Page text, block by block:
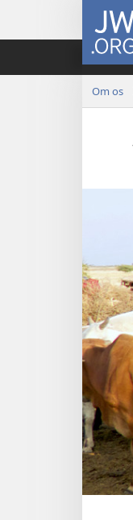
JW.ORG
Om os